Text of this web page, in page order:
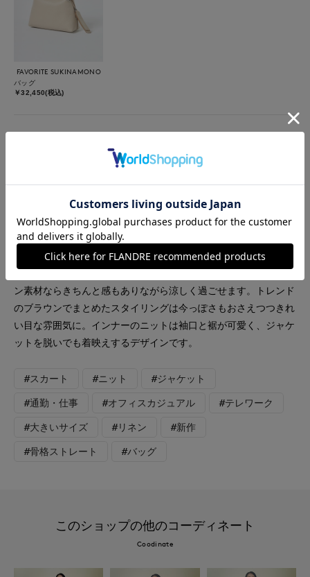
FAVORITE SUKINAMONO
バッグ
￥32,450(税込)
FAVORITE SUKINAMONO
【着用アイテム】すべて9号 【着用カラー】ジャケット、ニッ
ト:モカチャ スカート:グレーベージュ 初夏のオフィスコーディ
ネート。夏でもオフィススタイルに欠かせないジャケット。リネ
ン素材ならきちんと感もありながら涼しく過ごせます。トレンド
のブラウンでまとめたスタイリングは今っぽさもおさえつつきれ
い目な雰囲気に。インナーのニットは袖口と裾が可愛く、ジャケ
ットを脱いでも着映えするデザインです。
#スカート #ニット #ジャケット
#通勤・仕事 #オフィスカジュアル #テレワーク
#大きいサイズ #リネン #新作
#骨格ストレート #バッグ
このショップの他のコーディネート
Coodinate